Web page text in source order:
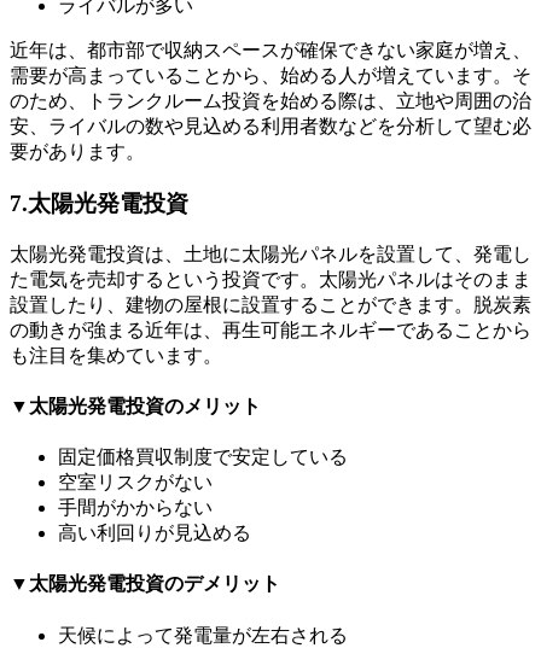
ライバルが多い
近年は、都市部で収納スペースが確保できない家庭が増え、
需要が高まっていることから、始める人が増えています。そ
のため、トランクルーム投資を始める際は、立地や周囲の治
安、ライバルの数や見込める利用者数などを分析して望む必
要があります。
7.太陽光発電投資
太陽光発電投資は、土地に太陽光パネルを設置して、発電し
た電気を売却するという投資です。太陽光パネルはそのまま
設置したり、建物の屋根に設置することができます。脱炭素
の動きが強まる近年は、再生可能エネルギーであることから
も注目を集めています。
▼太陽光発電投資のメリット
固定価格買収制度で安定している
空室リスクがない
手間がかからない
高い利回りが見込める
▼太陽光発電投資のデメリット
天候によって発電量が左右される